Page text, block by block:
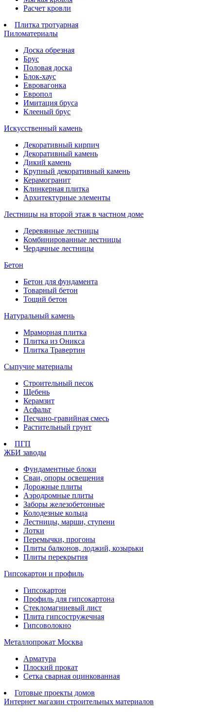
Расчет кровли
Плитка тротуарная
Пиломатериалы
Доска обрезная
Брус
Половая доска
Блок-хаус
Евровагонка
Европол
Имитация бруса
Клееный брус
Искусственный камень
Декоративный кирпич
Декоративный камень
Дикий камень
Крупный декоративный камень
Керамогранит
Клинкерная плитка
Архитектурные элементы
Лестницы на второй этаж в частном доме
Деревянные лестницы
Комбинированные лестницы
Чердачные лестницы
Бетон
Бетон для фундамента
Товарный бетон
Тощий бетон
Натуральный камень
Мраморная плитка
Плитка из Оникса
Плитка Травертин
Сыпучие материалы
Строительный песок
Щебень
Керамзит
Асфальт
Песчано-гравийная смесь
Растительный грунт
ПГП
ЖБИ заводы
Фундаментные блоки
Сваи, опоры освещения
Дорожные плиты
Аэродромные плиты
Заборы железобетонные
Колодезные кольца
Лестницы, марши, ступени
Лотки
Перемычки, прогоны
Плиты балконов, лоджий, козырьки
Плиты перекрытия
Гипсокартон и профиль
Гипсокартон
Профиль для гипсокартона
Стекломагниевый лист
Плита гипсостружечная
Гипсоволокно
Металлопрокат Москва
Арматура
Плоский прокат
Сетка сварная оцинкованная
Готовые проекты домов
Интернет магазин строительных материалов